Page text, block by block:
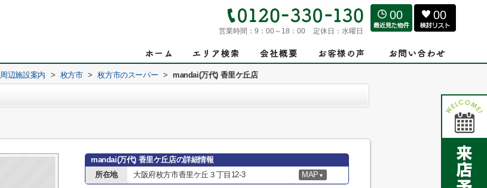
営業時間： 9：00～18：00 定休日： 水曜日
00 00
周辺施設案内 > 枚方市 > 枚方市のスーパー > mandai(万代) 香里ケ丘店
mandai(万代) 香里ケ丘店の詳細情報
所在地
大阪府枚方市香里ケ丘３丁目12-3 MAP ▼